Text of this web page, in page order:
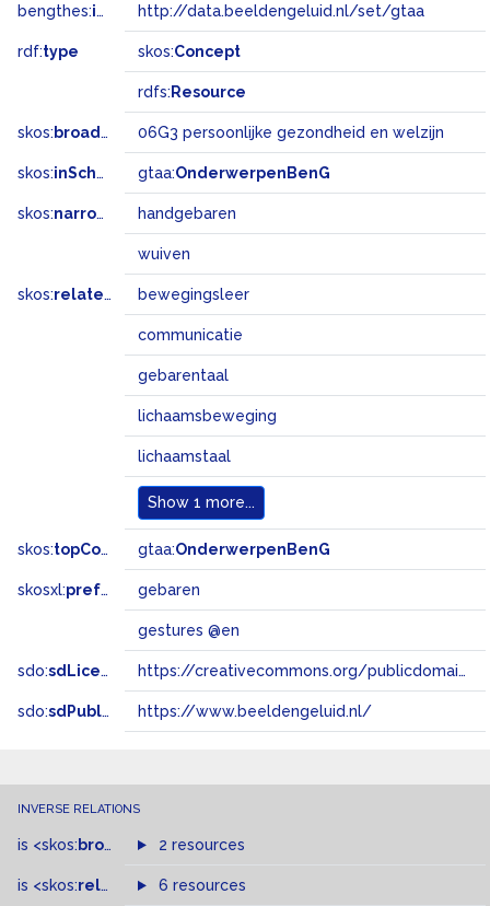
bengthes:inSet http://data.beeldengeluid.nl/set/gtaa
rdf:type skos:Concept
rdfs: Resource
skos: broadMatch 06G3 persoonlijke gezondheid en welzijn
skos:inScheme gtaa:OnderwerpenBenG
skos:narrower handgebaren
wuiven
skos:related bewegingsleer
communicatie
gebarentaal
lichaamsbeweging
lichaamstaal
Show 1 more...
skos:topConceptOf gtaa:OnderwerpenBenG
skosxl:prefLabel gebaren
gestures @en
sdo:sdLicense https://creativecommons.org/publicdomain/zero/1.0/
sdo:sdPublisher https://www.beeldengeluid.nl/
INVERSE RELATIONS
is <skos: broader > of
2 resources
is <skos:related > of
6 resources